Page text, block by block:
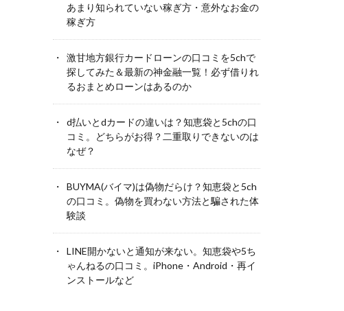
あまり知られていない稼ぎ方・意外なお金の
稼ぎ方
激甘地方銀行カードローンの口コミを5chで
探してみた＆最新の神金融一覧！必ず借りれ
るおまとめローンはあるのか
d払いとdカードの違いは？知恵袋と5chの口
コミ。どちらがお得？二重取りできないのは
なぜ？
BUYMA(バイマ)は偽物だらけ？知恵袋と5ch
の口コミ。偽物を買わない方法と騙された体
験談
LINE開かないと通知が来ない。知恵袋や5ち
ゃんねるの口コミ。iPhone・Android・再イ
ンストールなど